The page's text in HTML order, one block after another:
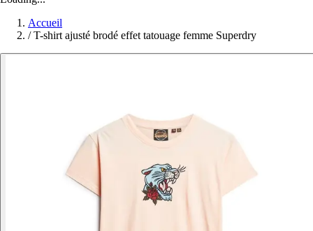
Accueil
/ T-shirt ajusté brodé effet tatouage femme Superdry